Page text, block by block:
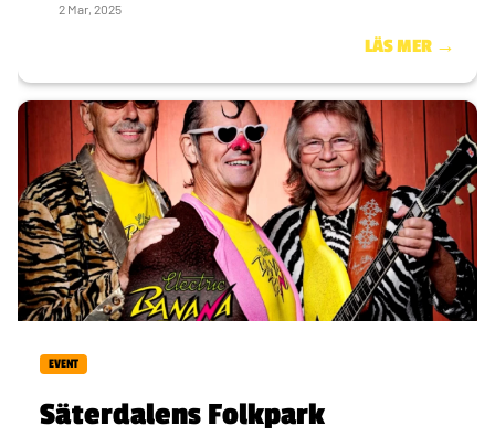
2 Mar, 2025
LÄS MER →
EVENT
Säterdalens Folkpark